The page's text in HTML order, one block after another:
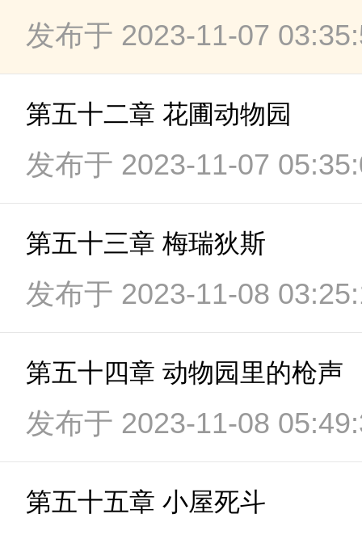
发布于 2023-11-07
第五十二章 花圃动物园
发布于 2023-11-07
第五十三章 梅瑞狄斯
发布于 2023-11-08
第五十四章 动物园里的枪声
发布于 2023-11-08
第五十五章 小屋死斗